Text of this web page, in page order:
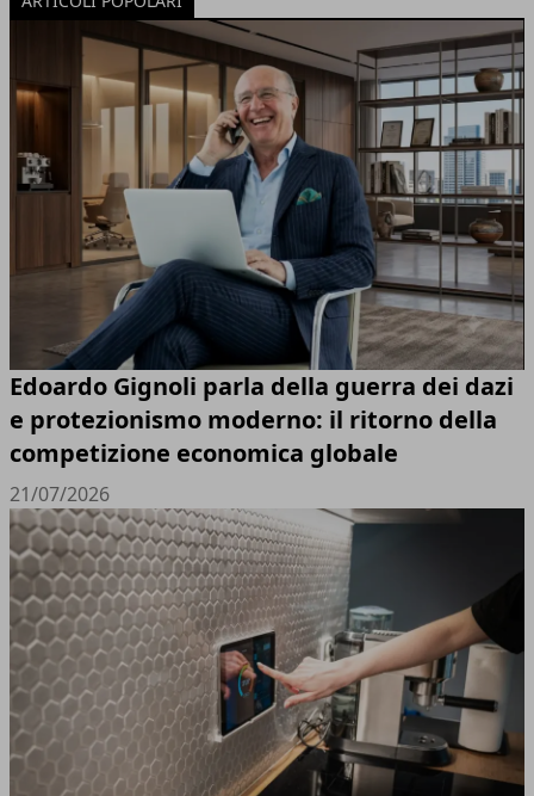
Edoardo Gignoli parla della guerra dei dazi
e protezionismo moderno: il ritorno della
competizione economica globale
21/07/2026